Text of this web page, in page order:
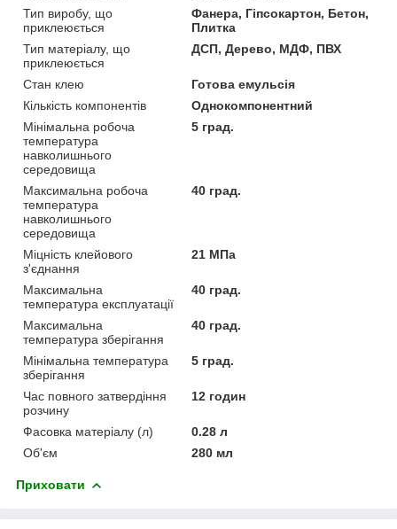
Тип виробу, що
приклеюється
Фанера, Гіпсокартон, Бетон,
Плитка
Тип матеріалу, що
приклеюється
ДСП, Дерево, МДФ, ПВХ
Стан клею
Готова емульсія
Кількість компонентів
Однокомпонентний
Мінімальна робоча
температура
навколишнього
середовища
5 град.
Максимальна робоча
температура
навколишнього
середовища
40 град.
Міцність клейового
з'єднання
21 МПа
Максимальна
температура експлуатації
40 град.
Максимальна
температура зберігання
40 град.
Мінімальна температура
зберігання
5 град.
Час повного затвердіння
розчину
12 годин
Фасовка матеріалу (л)
0.28 л
Об'єм
280 мл
Приховати